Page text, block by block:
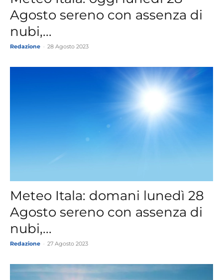
Agosto sereno con assenza di
nubi,...
Redazione 28 Agosto 2023
Meteo Itala: domani lunedì 28
Agosto sereno con assenza di
nubi,...
Redazione 27 Agosto 2023